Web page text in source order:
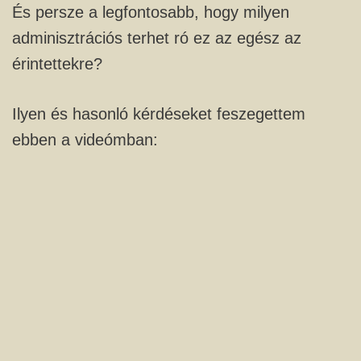
És persze a legfontosabb, hogy milyen
adminisztrációs terhet ró ez az egész az
érintettekre?
Ilyen és hasonló kérdéseket feszegettem
ebben a videómban: